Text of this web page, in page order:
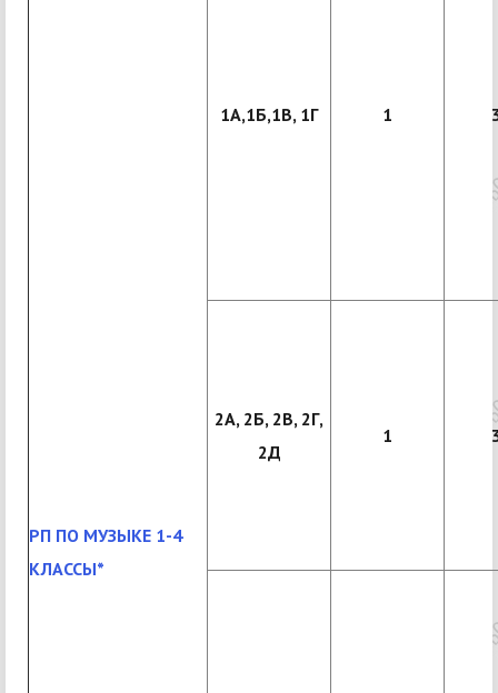
РП ПО МУЗЫКЕ 1-4
КЛАССЫ*
1А,1Б,1В, 1Г 1
2А, 2Б, 2В, 2Г,
2Д
1